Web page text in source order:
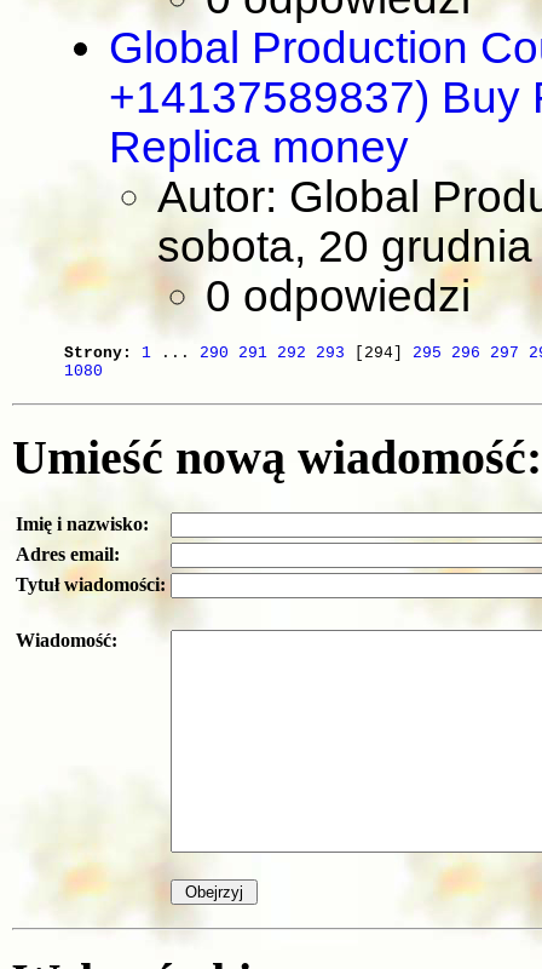
Global Production
+14137589837) Buy
Replica money
Autor: Global
sobota, 20
0 odpowiedzi
Strony: 1 ... 290 291 292 293 [294] 295 296 297
1080
Umieść nową wiadomość:
Imię i nazwisko:
Adres email:
Tytuł wiadomości:
Wiadomość: